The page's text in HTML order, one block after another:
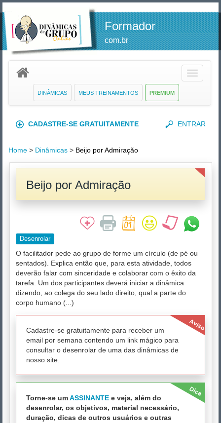
Formador
com.br
Toggle
PREMIUM
MEUS TREINAMENTOS
DINÂMICAS
CADASTRE-SE GRATUITAMENTE ENTRAR
Home > Dinâmicas > Beijo por Admiração
Beijo por Admiração
Desenrolar
O facilitador pede ao grupo de forme um círculo (de pé ou
sentados). Explica então que, para esta atividade, todos
deverão falar com sinceridade e colaborar com o êxito da
tarefa. Um dos participantes deverá iniciar a dinâmica
dizendo, ao colega do seu lado direito, qual a parte do
corpo humano (...)
Aviso
Cadastre-se gratuitamente para receber um
email por semana contendo um link mágico para
consultar o desenrolar de uma das dinâmicas de
nosso site.
Dica
Torne-se umASSINANTE e veja, além do
desenrolar, os objetivos, material necessário,
duração, dicas de outros usuários e outras